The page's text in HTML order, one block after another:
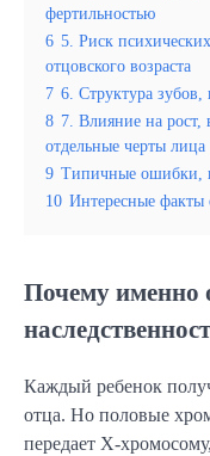
фертильностью
6 5. Риск
отцовского возраста
7 6. Структура
8 7. Влияние на рост,
отдельные черты лица
9 Типичные ошибки,
10 Интересные факты
Почему именно
Каждый ребенок
отца. Но половые
передает X-